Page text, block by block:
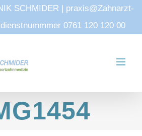
SCHMIDER | praxis@Zahnarzt-
0761 120 120 00